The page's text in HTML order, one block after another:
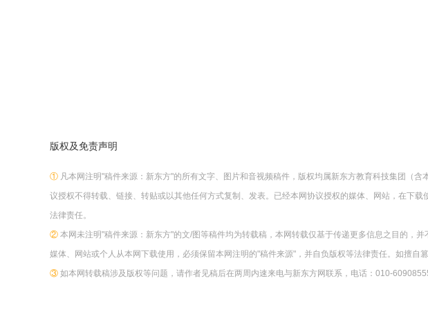
版权及免责声明
① 凡本网注明"稿件来源：新东方"的所有文字、图片和音视频稿件，版权均属新东方教育科技集团（
议授权不得转载、链接、转贴或以其他任何方式复制、发表。已经本网协议授权的媒体、网站，在下
法律责任。
② 本网未注明"稿件来源：新东方"的文/图等稿件均为转载稿，本网转载仅基于传递更多信息之目的，
媒体、网站或个人从本网下载使用，必须保留本网注明的"稿件来源"，并自负版权等法律责任。如擅自
③ 如本网转载稿涉及版权等问题，请作者见稿后在两周内速来电与新东方网联系，电话：010-